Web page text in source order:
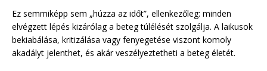
Ez semmiképp sem „húzza az időt”, ellenkezőleg: minden
elvégzett lépés kizárólag a beteg túlélését szolgálja. A laikusok
bekiabálása, kritizálása vagy fenyegetése viszont komoly
akadályt jelenthet, és akár veszélyeztetheti a beteg életét.